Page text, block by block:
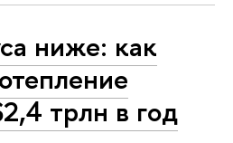
ниже: как
трлн в год